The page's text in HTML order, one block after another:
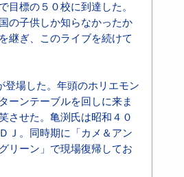
目標の５０校に到達した。
の子供しか知らなかったか
継ぎ、このライブを続けて
登場した。年頭のホリエモン
ーンテーブルを回しに来ま
させた。亀渕氏は昭和４０
Ｊ。同時期に「カメ＆アン
リーン」で現場復帰してお